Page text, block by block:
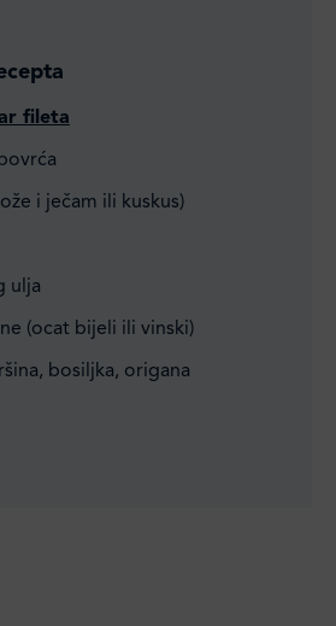
fileta
i ječam ili kuskus)
ulja
(ocat bijeli ili vinski)
bosiljka, origana